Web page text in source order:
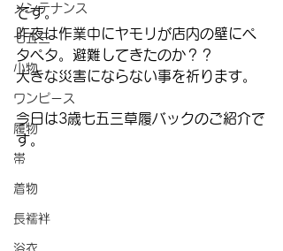
メンテナンス
七五三
小物
ワンピース
履物
帯
着物
長襦袢
浴衣
です。
昨夜は作業中にヤモリが店内の壁にペ
タペタ。避難してきたのか？？
大きな災害にならない事を祈ります。
今日は3歳七五三草履バックのご紹介で
す。